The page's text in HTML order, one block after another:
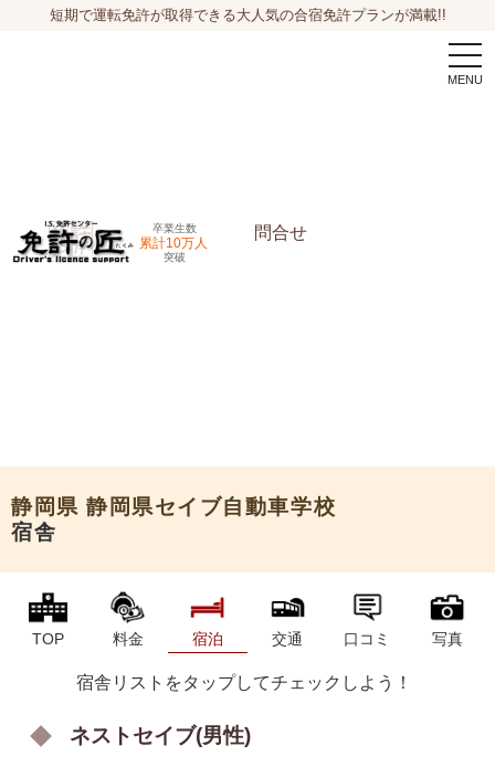
短期で運転免許が取得できる大人気の合宿免許プランが満載!!
卒業生数
累計10万人
突破
問合せ
静岡県 静岡県セイブ自動車学校
宿舎
TOP 料金 宿泊 交通 口コミ 写真
宿舎リストをタップしてチェックしよう！
ネストセイブ(男性)